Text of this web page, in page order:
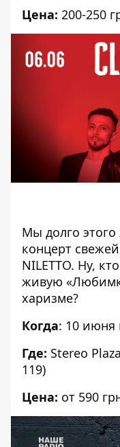
Цена: 200-250
Мы долго
концерт
NILETTO. Ну,
живую
харизме?
Когда: 10 июня
Где: Stereo
119)
Цена: от 590